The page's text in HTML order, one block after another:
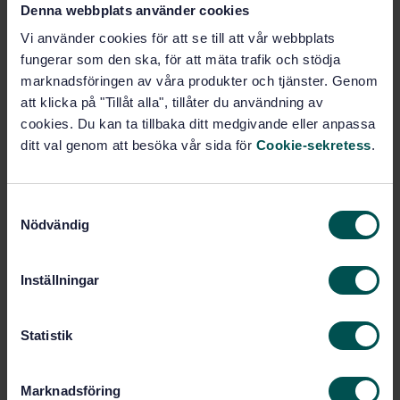
Denna webbplats använder cookies
Vi använder cookies för att se till att vår webbplats
fungerar som den ska, för att mäta trafik och stödja
marknadsföringen av våra produkter och tjänster. Genom
att klicka på "Tillåt alla", tillåter du användning av
cookies. Du kan ta tillbaka ditt medgivande eller anpassa
ditt val genom att besöka vår sida för Cookie-sekretess.
Nödvändig
Inställningar
Statistik
Marknadsföring
Cement - Del 4: Sammansättning, fordringar och
kriterier för överensstämmelse för slaggcement med
låg tidig hållfasthet
Prenumerera på standarden - Läs mer
Cement och byggkalk, SIS/TK